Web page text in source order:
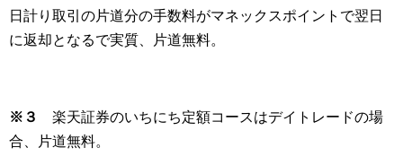
日計り取引の片道分の手数料がマネックスポイントで翌日
に返却となるで実質、片道無料。
※３
楽天証券のいちにち定額コースはデイトレードの場
合、片道無料。